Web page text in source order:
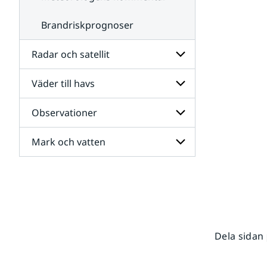
Brandriskprognoser
Radar och satellit
Undersidor
för
Radar
och
satellit
Väder till havs
Undersidor
för
Väder
till
havs
Observationer
Undersidor
för
Mark och vatten
Dela sidan